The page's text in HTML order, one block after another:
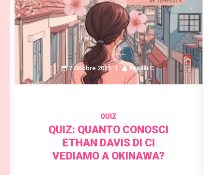
7 Ottobre 2025 Misaki C.
QUIZ
QUIZ: QUANTO CONOSCI
ETHAN DAVIS DI CI
VEDIAMO A OKINAWA?